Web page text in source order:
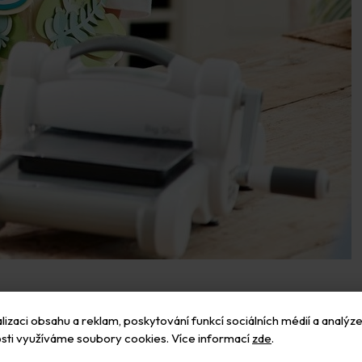
obsahu a reklam, poskytování funkcí sociálních médií a
využíváme soubory cookies. Více informací zde.
na tvoření s Big Shotem?
2 mm . Kromě papírů a kartonů různých typů si poradí i s filcem